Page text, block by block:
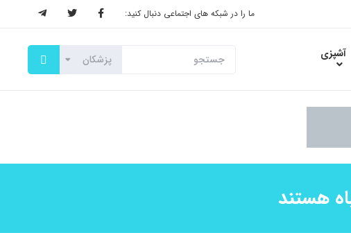
ما را در شبکه های اجتماعی دنبال کنید:
آشپزی